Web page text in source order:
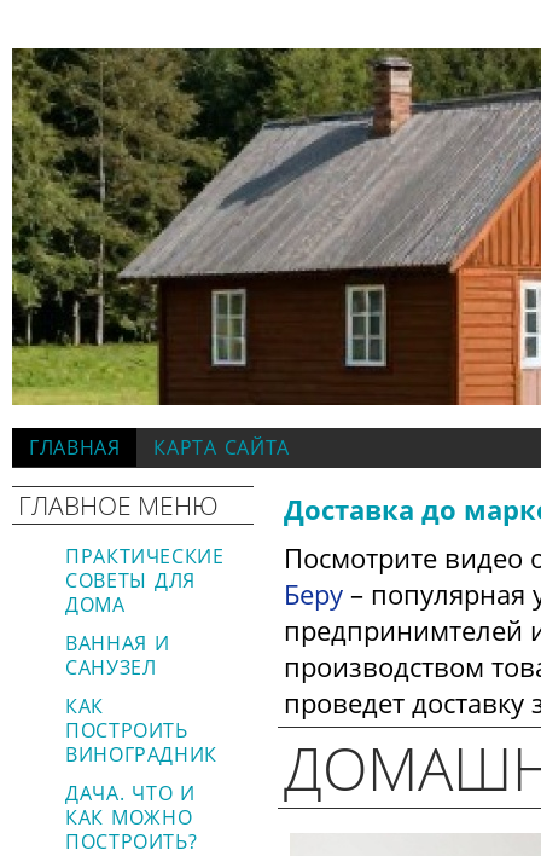
ГЛАВНАЯ КАРТА САЙТА
ГЛАВНОЕ МЕНЮ
ПРАКТИЧЕСКИЕ
СОВЕТЫ ДЛЯ
ДОМА
ВАННАЯ И
САНУЗЕЛ
КАК
ПОСТРОИТЬ
ВИНОГРАДНИК
ДАЧА. ЧТО И
КАК МОЖНО
ПОСТРОИТЬ?
Доставка до
Посмотрите
Беру – популярная
предпринимтелей
производством
проведет